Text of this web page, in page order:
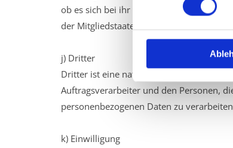
ob es sich bei ihr um einen Dritten
der Mitgliedstaaten möglicherweise
j) Dritter
Dritter ist eine natürliche oder juristische
Auftragsverarbeiter und den Personen,
personenbezogenen Daten zu
k) Einwilligung